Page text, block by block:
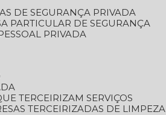
DE SEGURANÇA PRIVADA
PARTICULAR DE SEGURANÇA
PRIVADA
TERCEIRIZAM SERVIÇOS
TERCEIRIZADAS DE LIMPEZA